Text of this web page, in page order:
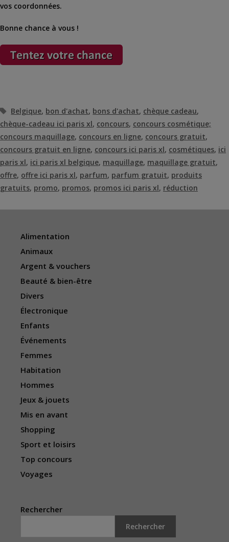
vos coordonnées.
Bonne chance à vous !
Étiquettes
Belgique, bon d'achat, bons d'achat, chèque cadeau,
chèque-cadeau ici paris xl, concours, concours cosmétique;
concours maquillage, concours en ligne, concours gratuit,
concours gratuit en ligne, concours ici paris xl, cosmétiques, ici
paris xl, ici paris xl belgique, maquillage, maquillage gratuit,
offre, offre ici paris xl, parfum, parfum gratuit, produits
gratuits, promo, promos, promos ici paris xl, réduction
Alimentation
Animaux
Argent & vouchers
Beauté & bien-être
Divers
Électronique
Enfants
Événements
Femmes
Habitation
Hommes
Jeux & jouets
Mis en avant
Shopping
Sport et loisirs
Top concours
Voyages
Rechercher
Rechercher